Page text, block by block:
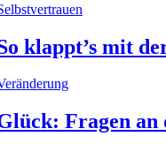
klappt’s mit
Fragen an